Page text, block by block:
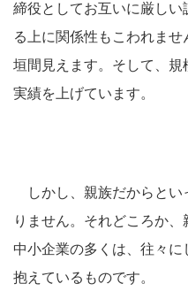
締役としてお互いに厳し
る上に関係性もこわれま
垣間見えます。そして、規
実績を上げています。
しかし、親族だからとい
りません。それどころか
中小企業の多くは、往々
抱えているものです。